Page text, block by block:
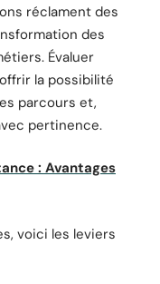
réclament des
des
Évaluer
la possibilité
parcours et,
pertinence.
: Avantages
voici les leviers